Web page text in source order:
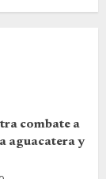
combate a
aguacatera y